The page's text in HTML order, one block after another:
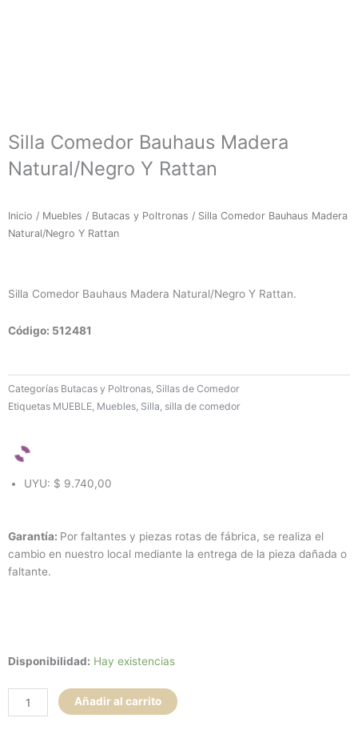
Silla Comedor Bauhaus Madera
Natural/Negro Y Rattan
Inicio / Muebles / Butacas y Poltronas / Silla Comedor Bauhaus Madera
Natural/Negro Y Rattan
Silla Comedor Bauhaus Madera Natural/Negro Y Rattan.
Código: 512481
Categorías Butacas y Poltronas Sillas de Comedor
Etiquetas MUEBLE Muebles Silla silla de comedor
UYU: $ 9.740,00
Garantía: Por faltantes y piezas rotas de fábrica, se realiza el
cambio en nuestro local mediante la entrega de la pieza dañada o
faltante.
Disponibilidad: Hay existencias
Silla
Madera
Añadir al carrito